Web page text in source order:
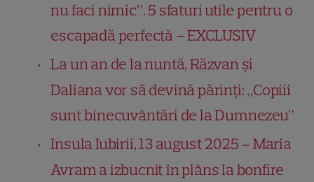
nu faci nimic”. 5 sfaturi utile pentru o
escapadă perfectă – EXCLUSIV
La un an de la nuntă, Răzvan și
Daliana vor să devină părinți: „Copiii
sunt binecuvântări de la Dumnezeu”
Insula Iubirii, 13 august 2025 – Maria
Avram a izbucnit în plâns la bonfire